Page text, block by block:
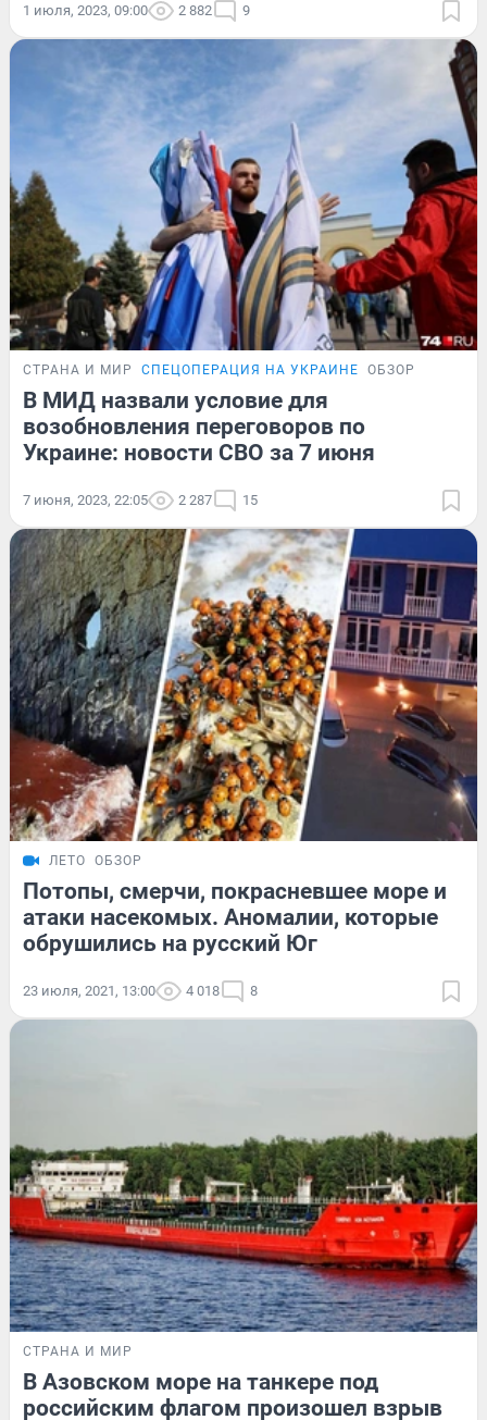
1 июля, 2023, 09:00 2 882 9
СТРАНА И МИР СПЕЦОПЕРАЦИЯ НА УКРАИНЕ ОБЗОР
В МИД назвали условие для
возобновления переговоров по
Украине: новости СВО за 7 июня
7 июня, 2023, 22:05 2 287 15
ЛЕТО ОБЗОР
Потопы, смерчи, покрасневшее море и
атаки насекомых. Аномалии, которые
обрушились на русский Юг
23 июля, 2021, 13:00 4 018 8
СТРАНА И МИР
В Азовском море на танкере под
российским флагом произошел взрыв